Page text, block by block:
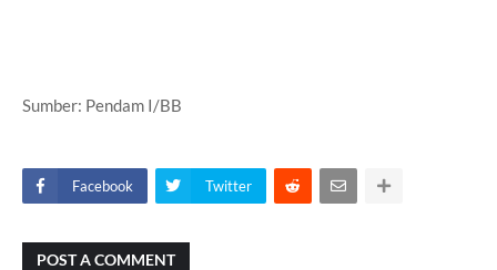
Sumber: Pendam I/BB
Facebook Twitter
POST A COMMENT